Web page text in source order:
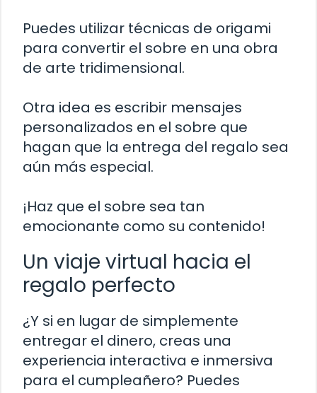
Puedes utilizar técnicas de origami
para convertir el sobre en una obra
de arte tridimensional.
Otra idea es escribir mensajes
personalizados en el sobre que
hagan que la entrega del regalo sea
aún más especial.
¡Haz que el sobre sea tan
emocionante como su contenido!
Un viaje virtual hacia el
regalo perfecto
¿Y si en lugar de simplemente
entregar el dinero, creas una
experiencia interactiva e inmersiva
para el cumpleañero? Puedes